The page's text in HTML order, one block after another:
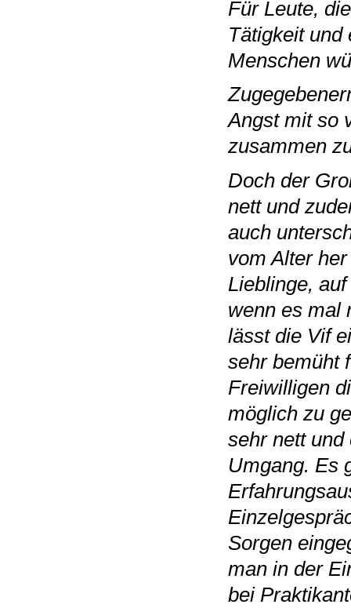
Für Leute,
Tätigkeit und
Menschen
Angst mit so
zusammen
Doch der
nett und
auch
vom Alter
Lieblinge,
wenn es mal
lässt die Vif
sehr bemüht
Freiwilligen
möglich zu
sehr nett
Umgang. Es
Sorgen
man in der
bei